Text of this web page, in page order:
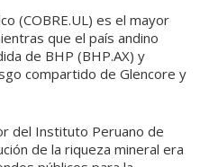
(COBRE.UL) es el mayor
que el país andino
de BHP (BHP.AX) y
compartido de Glencore y
del Instituto Peruano de
de la riqueza mineral era